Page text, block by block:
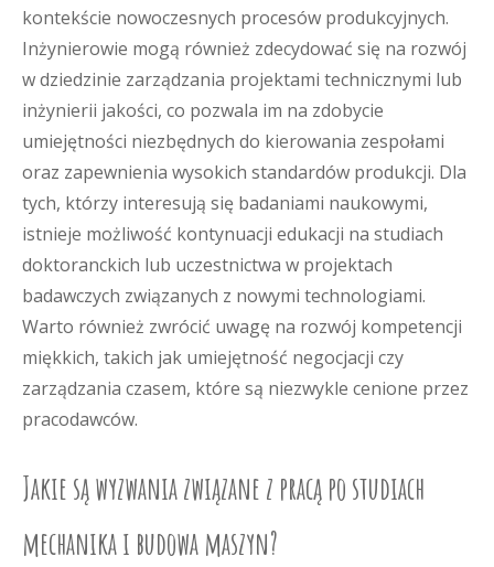
kontekście nowoczesnych procesów produkcyjnych.
Inżynierowie mogą również zdecydować się na rozwój
w dziedzinie zarządzania projektami technicznymi lub
inżynierii jakości, co pozwala im na zdobycie
umiejętności niezbędnych do kierowania zespołami
oraz zapewnienia wysokich standardów produkcji. Dla
tych, którzy interesują się badaniami naukowymi,
istnieje możliwość kontynuacji edukacji na studiach
doktoranckich lub uczestnictwa w projektach
badawczych związanych z nowymi technologiami.
Warto również zwrócić uwagę na rozwój kompetencji
miękkich, takich jak umiejętność negocjacji czy
zarządzania czasem, które są niezwykle cenione przez
pracodawców.
Jakie są wyzwania związane z pracą po studiach
mechanika i budowa maszyn?